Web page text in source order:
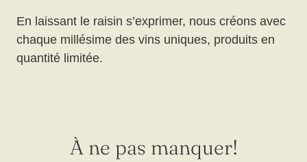
En laissant le raisin s’exprimer, nous créons avec
chaque millésime des vins uniques, produits en
quantité limitée.
À ne pas manquer!